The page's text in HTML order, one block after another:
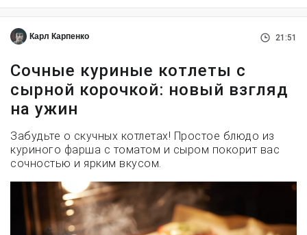
Карл Карпенко 21:51
Сочные куриные котлеты с
сырной корочкой: новый взгляд
на ужин
Забудьте о скучных котлетах! Простое блюдо из
куриного фарша с томатом и сыром покорит вас
сочностью и ярким вкусом.